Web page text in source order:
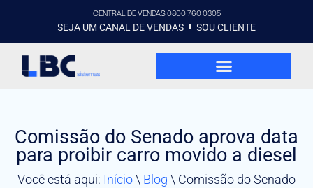
CENTRAL DE VENDAS 0800 760 0305
SEJA UM CANAL DE VENDAS SOU CLIENTE
Comissão do Senado aprova data
para proibir carro movido a diesel
Você está aqui: Início\ Blog \ Comissão do Senado